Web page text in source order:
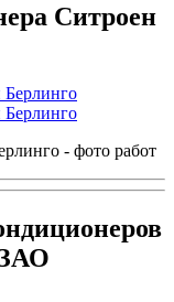
Ситроен
- фото работ